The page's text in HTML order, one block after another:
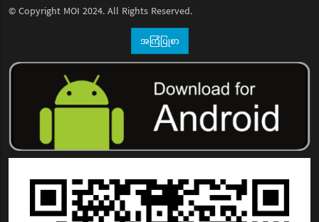
© Copyright MOI 2024. All Rights Reserved.
အကြံပြုစာ